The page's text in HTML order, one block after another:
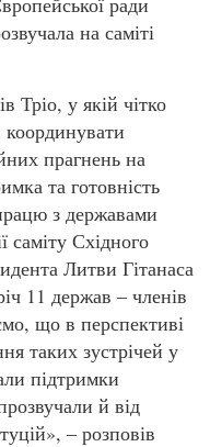
на саміті
Тріо, у якій чітко
координувати
прагнень на
та готовність
з державами
саміту Східного
Литви Гітанаса
11 держав – членів
що в перспективі
таких зустрічей у
підтримки
й від
– розповів